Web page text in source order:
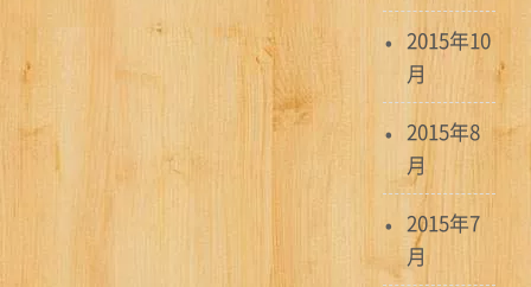
2015年10
月
2015年8
月
2015年7
月